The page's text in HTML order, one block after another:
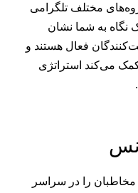
مختلف تلگرامی
به شما نشان
فعال هستند و
استراتژی
را در سراسر